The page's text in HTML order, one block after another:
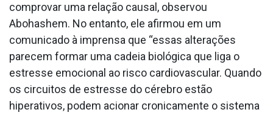
comprovar uma relação causal, observou
Abohashem. No entanto, ele afirmou em um
comunicado à imprensa que “essas alterações
parecem formar uma cadeia biológica que liga o
estresse emocional ao risco cardiovascular. Quando
os circuitos de estresse do cérebro estão
hiperativos, podem acionar cronicamente o sistema